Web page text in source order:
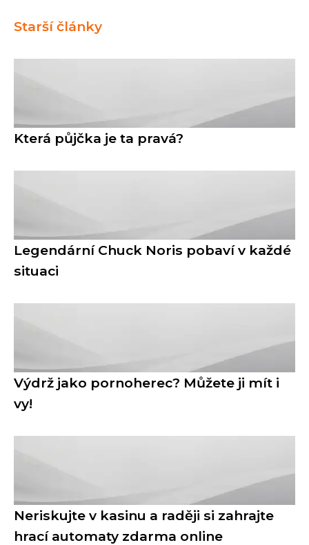
Starší články
Která půjčka je ta pravá?
Legendární Chuck Noris pobaví v každé
situaci
Výdrž jako pornoherec? Můžete ji mít i
vy!
Neriskujte v kasinu a raději si zahrajte
hrací automaty zdarma online